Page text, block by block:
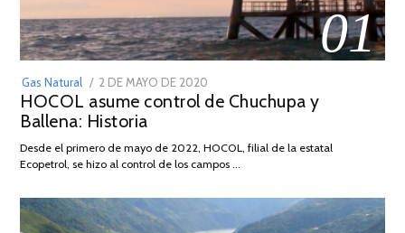
01
Gas Natural
POSTED
ON
2 DE MAYO DE 2020
DE
2026
HOCOL asume control de Chuchupa y
Ballena: Historia
Desde el primero de mayo de 2022, HOCOL, filial de la estatal
Ecopetrol, se hizo al control de los campos …